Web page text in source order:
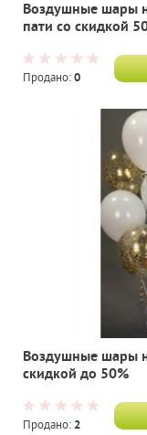
Воздушные шары
пати со скидкой
Продано:0
Воздушные шары
скидкой до 50%
Продано: 2